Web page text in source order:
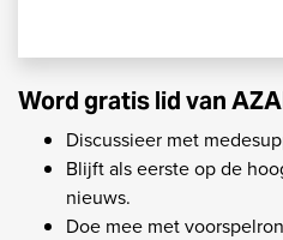
Word gratis lid van
Discussieer met
Blijft als eerste op de
nieuws.
Doe mee met